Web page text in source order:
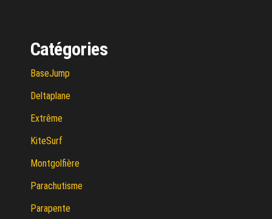
Catégories
BaseJump
Deltaplane
Extrême
KiteSurf
Montgolfière
Parachutisme
Parapente